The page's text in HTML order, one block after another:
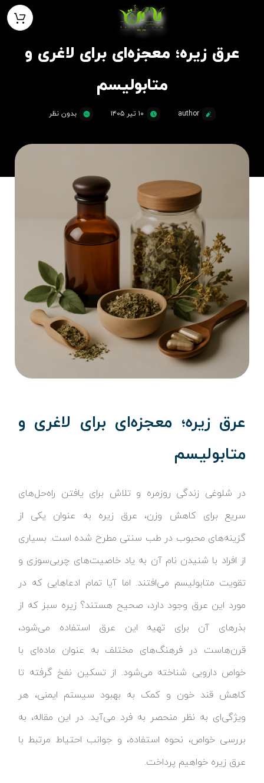
عرق زیره؛ معجزه‌ای برای لاغری و
متابولیسم
author ۱۰ تیر ۱۴۰۵ بدون نظر
عرق زیره؛ معجزه‌ای برای لاغری و
متابولیسم
در شلوغی زندگی روزمره و تلاش برای یافتن راه‌حل‌های
سریع برای کاهش وزن، عرق زیره به عنوان یکی از
گزینه‌های محبوب در طب سنتی مطرح شده است. بسیاری
از افراد با شنیدن نام آن به یاد خاصیت‌های چربی‌سوزی و
تقویت متابولیسم می‌افتند. اما آیا تمام ادعاهایی که در
مورد این عرق وجود دارد، صحیح هستند؟ زیره سبز که از
بذرهای آن برای تهیه این عرق استفاده می‌شود،
قرن‌هاست در فرهنگ‌های مختلف به عنوان ماده‌ای با
خواص دارویی شناخته می‌شود. از تسکین نفخ گرفته تا
کاهش قند خون و کمک به بهبود سیستم ایمنی، هر
ویژگی‌ای به نظر منحصر به فرد می‌آید. در این مقاله، به
بررسی خواص، نحوه استفاده، و جوانب احتیاط مرتبط با
عرق زیره خواهیم پرداخت.